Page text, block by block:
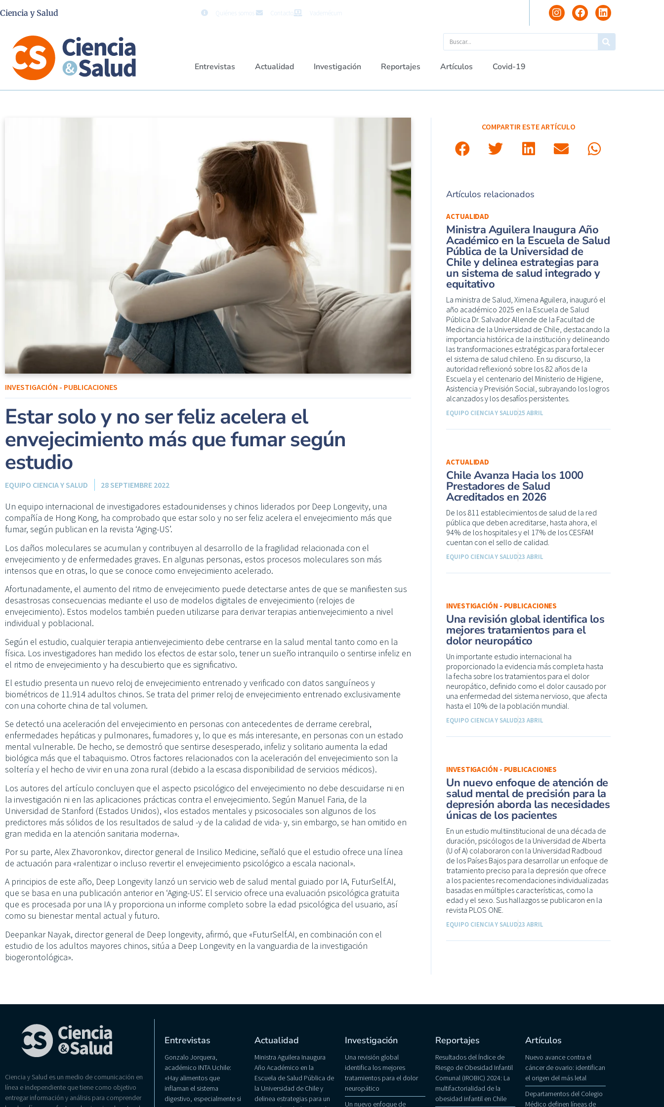
Ciencia y Salud Quiénes somos Contacto Vademécum
Entrevistas Actualidad Investigación Reportajes Artículos Covid-19
INVESTIGACIÓN - PUBLICACIONES
Estar solo y no ser feliz acelera el
envejecimiento más que fumar según
estudio
EQUIPO CIENCIA Y SALUD 28 SEPTIEMBRE 2022
Un equipo internacional de investigadores estadounidenses y chinos liderados por Deep Longevity, una
compañía de Hong Kong, ha comprobado que estar solo y no ser feliz acelera el envejecimiento más que
fumar, según publican en la revista ‘Aging-US’.
Los daños moleculares se acumulan y contribuyen al desarrollo de la fragilidad relacionada con el
envejecimiento y de enfermedades graves. En algunas personas, estos procesos moleculares son más
intensos que en otras, lo que se conoce como envejecimiento acelerado.
Afortunadamente, el aumento del ritmo de envejecimiento puede detectarse antes de que se manifiesten sus
desastrosas consecuencias mediante el uso de modelos digitales de envejecimiento (relojes de
envejecimiento). Estos modelos también pueden utilizarse para derivar terapias antienvejecimiento a nivel
individual y poblacional.
Según el estudio, cualquier terapia antienvejecimiento debe centrarse en la salud mental tanto como en la
física. Los investigadores han medido los efectos de estar solo, tener un sueño intranquilo o sentirse infeliz en
el ritmo de envejecimiento y ha descubierto que es significativo.
El estudio presenta un nuevo reloj de envejecimiento entrenado y verificado con datos sanguíneos y
biométricos de 11.914 adultos chinos. Se trata del primer reloj de envejecimiento entrenado exclusivamente
con una cohorte china de tal volumen.
Se detectó una aceleración del envejecimiento en personas con antecedentes de derrame cerebral,
enfermedades hepáticas y pulmonares, fumadores y, lo que es más interesante, en personas con un estado
mental vulnerable. De hecho, se demostró que sentirse desesperado, infeliz y solitario aumenta la edad
biológica más que el tabaquismo. Otros factores relacionados con la aceleración del envejecimiento son la
soltería y el hecho de vivir en una zona rural (debido a la escasa disponibilidad de servicios médicos).
Los autores del artículo concluyen que el aspecto psicológico del envejecimiento no debe descuidarse ni en
la investigación ni en las aplicaciones prácticas contra el envejecimiento. Según Manuel Faria, de la
Universidad de Stanford (Estados Unidos), «los estados mentales y psicosociales son algunos de los
predictores más sólidos de los resultados de salud -y de la calidad de vida- y, sin embargo, se han omitido en
gran medida en la atención sanitaria moderna».
Por su parte, Alex Zhavoronkov, director general de Insilico Medicine, señaló que el estudio ofrece una línea
de actuación para «ralentizar o incluso revertir el envejecimiento psicológico a escala nacional».
A principios de este año, Deep Longevity lanzó un servicio web de salud mental guiado por IA, FuturSelf.AI,
que se basa en una publicación anterior en ‘Aging-US’. El servicio ofrece una evaluación psicológica gratuita
que es procesada por una IA y proporciona un informe completo sobre la edad psicológica del usuario, así
como su bienestar mental actual y futuro.
Deepankar Nayak, director general de Deep longevity, afirmó, que «FuturSelf.AI, en combinación con el
estudio de los adultos mayores chinos, sitúa a Deep Longevity en la vanguardia de la investigación
biogerontológica».
COMPARTIR ESTE ARTÍCULO
Artículos relacionados
ACTUALIDAD
Ministra Aguilera Inaugura Año
Académico en la Escuela de Salud
Pública de la Universidad de
Chile y delinea estrategias para
un sistema de salud integrado y
equitativo
La ministra de Salud, Ximena Aguilera, inauguró el
año académico 2025 en la Escuela de Salud
Pública Dr. Salvador Allende de la Facultad de
Medicina de la Universidad de Chile, destacando la
importancia histórica de la institución y delineando
las transformaciones estratégicas para fortalecer
el sistema de salud chileno. En su discurso, la
autoridad reflexionó sobre los 82 años de la
Escuela y el centenario del Ministerio de Higiene,
Asistencia y Previsión Social, subrayando los logros
alcanzados y los desafíos persistentes.
EQUIPO CIENCIA Y SALUD25 ABRIL
ACTUALIDAD
Chile Avanza Hacia los 1000
Prestadores de Salud
Acreditados en 2026
De los 811 establecimientos de salud de la red
pública que deben acreditarse, hasta ahora, el
94% de los hospitales y el 17% de los CESFAM
cuentan con el sello de calidad.
EQUIPO CIENCIA Y SALUD23 ABRIL
INVESTIGACIÓN - PUBLICACIONES
Una revisión global identifica los
mejores tratamientos para el
dolor neuropático
Un importante estudio internacional ha
proporcionado la evidencia más completa hasta
la fecha sobre los tratamientos para el dolor
neuropático, definido como el dolor causado por
una enfermedad del sistema nervioso, que afecta
hasta el 10% de la población mundial.
EQUIPO CIENCIA Y SALUD23 ABRIL
INVESTIGACIÓN - PUBLICACIONES
Un nuevo enfoque de atención de
salud mental de precisión para la
depresión aborda las necesidades
únicas de los pacientes
En un estudio multiinstitucional de una década de
duración, psicólogos de la Universidad de Alberta
(U of A) colaboraron con la Universidad Radboud
de los Países Bajos para desarrollar un enfoque de
tratamiento preciso para la depresión que ofrece
a los pacientes recomendaciones individualizadas
basadas en múltiples características, como la
edad y el sexo. Sus hallazgos se publicaron en la
revista PLOS ONE.
EQUIPO CIENCIA Y SALUD23 ABRIL
Ciencia y Salud es un medio de comunicación en
línea e independiente que tiene como objetivo
entregar información y análisis para comprender
Entrevistas
Gonzalo Jorquera,
académico INTA Uchile:
«Hay alimentos que
inflaman el sistema
digestivo, especialmente si
Actualidad
Ministra Aguilera Inaugura
Año Académico en la
Escuela de Salud Pública de
la Universidad de Chile y
delinea estrategias para un
Investigación
Una revisión global
identifica los mejores
tratamientos para el dolor
neuropático
Un nuevo enfoque de
Reportajes
Resultados del Índice de
Riesgo de Obesidad Infantil
Comunal (IROBIC) 2024: La
multifactorialidad de la
obesidad infantil en Chile
Artículos
Nuevo avance contra el
cáncer de ovario: identifican
el origen del más letal
Departamentos del Colegio
Médico definen líneas de